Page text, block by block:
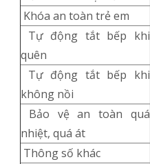
Khóa an toàn trẻ em
Tự động tắt bếp khi
quên
Tự động tắt bếp khi
không nồi
Bảo vệ an toàn quá
nhiệt, quá át
Thông số khác